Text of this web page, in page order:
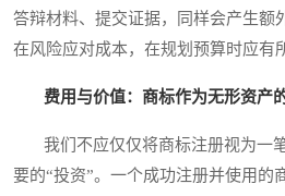
答辩材料、提交证据，同样会产生额
在风险应对成本，在规划预算时应有
费用与价值：商标作为无形资产
我们不应仅仅将商标注册视为一笔
要的“投资”。一个成功注册并使用的